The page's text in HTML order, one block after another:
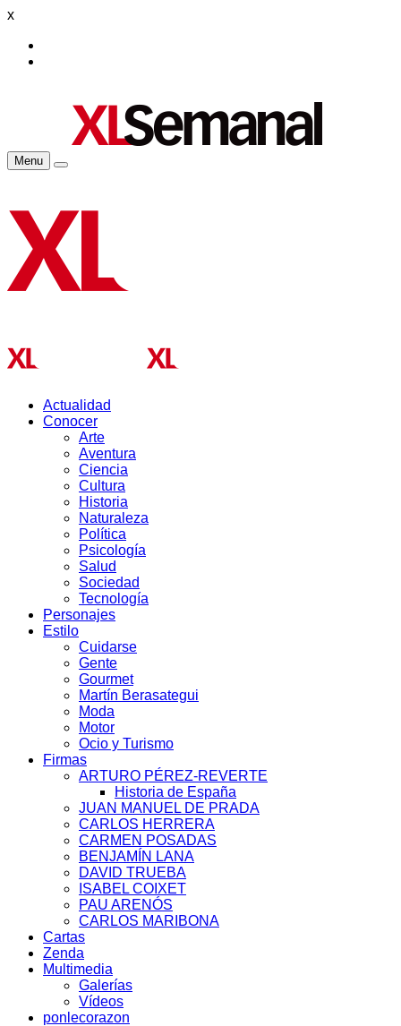
x
Menu
Actualidad
Conocer
Arte
Aventura
Ciencia
Cultura
Historia
Naturaleza
Política
Psicología
Salud
Sociedad
Tecnología
Personajes
Estilo
Cuidarse
Gente
Gourmet
Martín Berasategui
Moda
Motor
Ocio y Turismo
Firmas
ARTURO PÉREZ-REVERTE
Historia de España
JUAN MANUEL DE PRADA
CARLOS HERRERA
CARMEN POSADAS
BENJAMÍN LANA
DAVID TRUEBA
ISABEL COIXET
PAU ARENÓS
CARLOS MARIBONA
Cartas
Zenda
Multimedia
Galerías
Vídeos
ponlecorazon